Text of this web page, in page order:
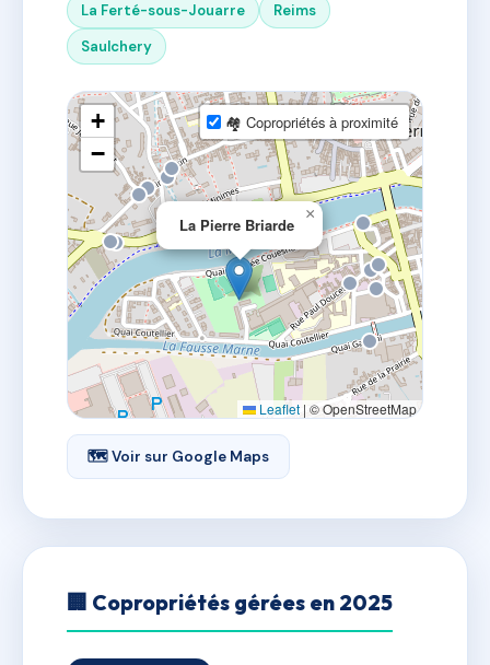
La Ferté-sous-Jouarre
Reims
Saulchery
La Pierre Briarde
×
+
−
🏘 Copropriétés à proximité
Leaflet | © OpenStreetMap
🗺 Voir sur Google Maps
🏢 Copropriétés gérées en 2025